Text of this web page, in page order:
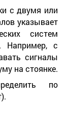
с двумя или
указывает
систем
Например, с
сигналы
на стоянке.
по